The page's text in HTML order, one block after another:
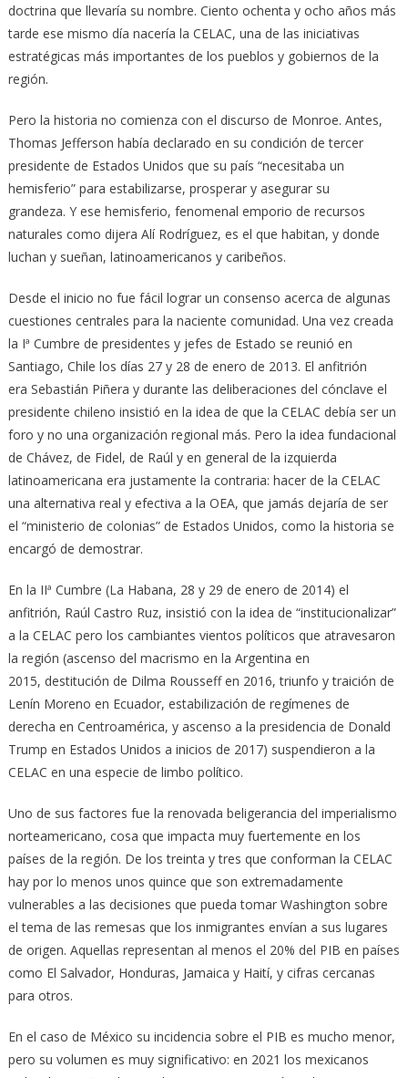
doctrina que llevaría su nombre. Ciento ochenta y ocho años más
tarde ese mismo día nacería la CELAC, una de las iniciativas
estratégicas más importantes de los pueblos y gobiernos de la
región.
Pero la historia no comienza con el discurso de Monroe. Antes,
Thomas Jefferson había declarado en su condición de tercer
presidente de Estados Unidos que su país “necesitaba un
hemisferio” para estabilizarse, prosperar y asegurar su
grandeza. Y ese hemisferio, fenomenal emporio de recursos
naturales como dijera Alí Rodríguez, es el que habitan, y donde
luchan y sueñan, latinoamericanos y caribeños.
Desde el inicio no fue fácil lograr un consenso acerca de algunas
cuestiones centrales para la naciente comunidad. Una vez creada
la Iª Cumbre de presidentes y jefes de Estado se reunió en
Santiago, Chile los días 27 y 28 de enero de 2013. El anfitrión
era Sebastián Piñera y durante las deliberaciones del cónclave el
presidente chileno insistió en la idea de que la CELAC debía ser un
foro y no una organización regional más. Pero la idea fundacional
de Chávez, de Fidel, de Raúl y en general de la izquierda
latinoamericana era justamente la contraria: hacer de la CELAC
una alternativa real y efectiva a la OEA, que jamás dejaría de ser
el “ministerio de colonias” de Estados Unidos, como la historia se
encargó de demostrar.
En la IIª Cumbre (La Habana, 28 y 29 de enero de 2014) el
anfitrión, Raúl Castro Ruz, insistió con la idea de “institucionalizar”
a la CELAC pero los cambiantes vientos políticos que atravesaron
la región (ascenso del macrismo en la Argentina en
2015, destitución de Dilma Rousseff en 2016, triunfo y traición de
Lenín Moreno en Ecuador, estabilización de regímenes de
derecha en Centroamérica, y ascenso a la presidencia de Donald
Trump en Estados Unidos a inicios de 2017) suspendieron a la
CELAC en una especie de limbo político.
Uno de sus factores fue la renovada beligerancia del imperialismo
norteamericano, cosa que impacta muy fuertemente en los
países de la región. De los treinta y tres que conforman la CELAC
hay por lo menos unos quince que son extremadamente
vulnerables a las decisiones que pueda tomar Washington sobre
el tema de las remesas que los inmigrantes envían a sus lugares
de origen. Aquellas representan al menos el 20% del PIB en países
como El Salvador, Honduras, Jamaica y Haití, y cifras cercanas
para otros.
En el caso de México su incidencia sobre el PIB es mucho menor,
pero su volumen es muy significativo: en 2021 los mexicanos